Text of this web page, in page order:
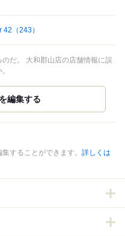
42 （243）
だ。 大和郡山店の店舗情報に誤
することができます。 詳しくは